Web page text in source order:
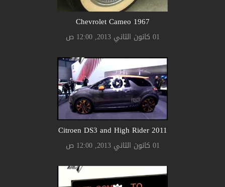
Chevrolet Cameo 1967
01 كانون الثاني 2013, 12:00 ص
Citroen DS3 and High Rider 2011
01 كانون الثاني 2013, 12:00 ص